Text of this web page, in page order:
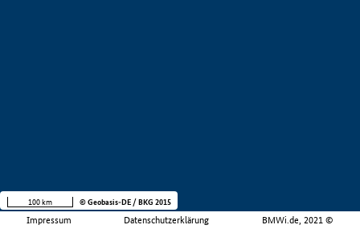
Impressum Datenschutzerklärung BMWi.de, 2021 ©
100 km © Geobasis-DE / BKG 2015